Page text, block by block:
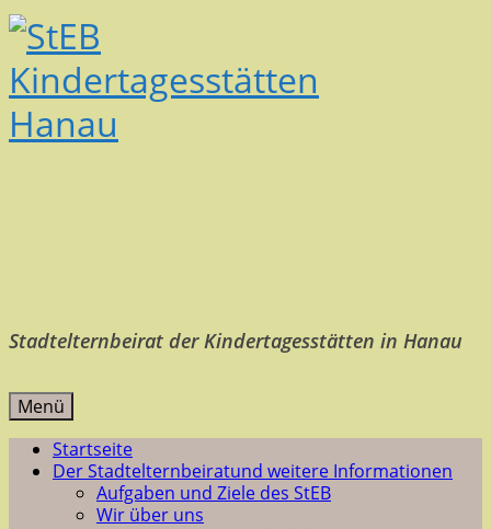
Stadtelternbeirat der Kindertagesstätten in Hanau
Menü
Startseite
Der Stadtelternbeiratund weitere Informationen
Aufgaben und Ziele des StEB
Wir über uns